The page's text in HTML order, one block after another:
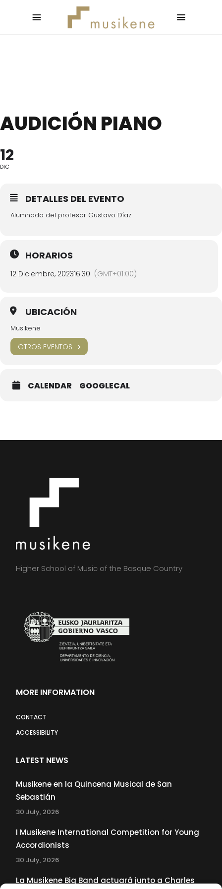
AUDICIÓN PIANO
12
DIC
DETALLES DEL EVENTO
Alumnado del profesor Gustavo Díaz
HORARIOS
12 Diciembre, 202316:30 (GMT+01:00)
UBICACIÓN
Musikene
OTROS EVENTOS
CALENDAR GOOGLECAL
Higher School of Music of the Basque Country
MORE INFORMATION
CONTACT
ACCESSIBILITY
LATEST NEWS
Musikene en la Quincena Musical de San
Sebastián
30 July, 2026
I Musikene International Competition for Young
Accordionists
30 July, 2026
La Musikene Big Band actuará junto a Charles